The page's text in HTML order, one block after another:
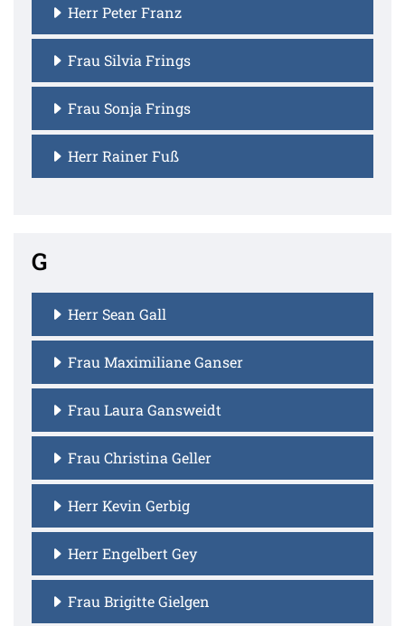
Herr Peter Franz
Frau Silvia Frings
Frau Sonja Frings
Herr Rainer Fuß
G
Herr Sean Gall
Frau Maximiliane Ganser
Frau Laura Gansweidt
Frau Christina Geller
Herr Kevin Gerbig
Herr Engelbert Gey
Frau Brigitte Gielgen